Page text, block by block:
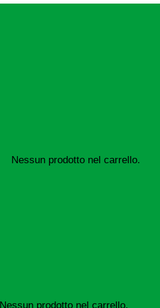
Nessun prodotto nel carrello.
Nessun prodotto nel carrello.